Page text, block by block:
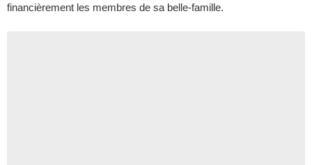
financièrement les membres de sa belle-famille.